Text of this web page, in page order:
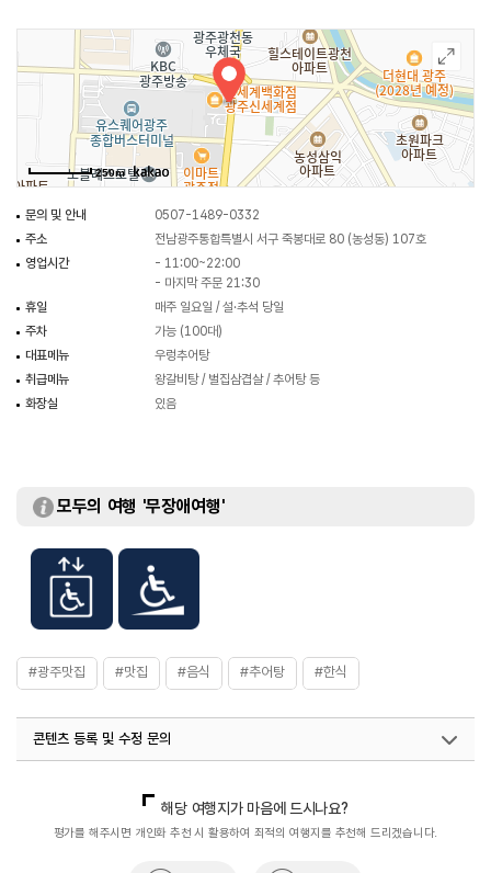
250m
문의 및 안내
0507-1489-0332
주소
전남광주통합특별시 서구 죽봉대로 80 (농성동) 107호
영업시간
- 11:00~22:00
- 마지막 주문 21:30
휴일
매주 일요일 / 설·추석 당일
주차
가능 (100대)
대표메뉴
우렁추어탕
취급메뉴
왕갈비탕 / 벌집삼겹살 / 추어탕 등
화장실
있음
모두의 여행 '무장애여행'
#광주맛집 #맛집 #음식 #추어탕 #한식
콘텐츠 등록 및 수정 문의
열린관광콘텐츠팀(열린관광-모두의여행)
033-738-3425
해당 여행지가 마음에 드시나요?
평가를 해주시면 개인화 추천 시 활용하여 최적의 여행지를 추천해 드리겠습니다.